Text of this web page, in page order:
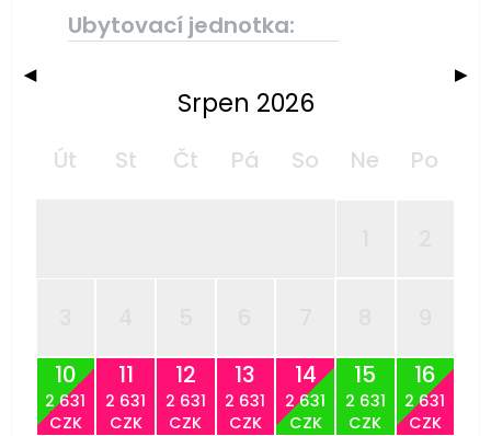
Ubytovací jednotka:
◀ ▶
Srpen 2026
Út St Čt Pá So Ne Po
10
2 631
CZK
11
2 631
CZK
12
2 631
CZK
13
2 631
CZK
14
2 631
CZK
15
2 631
CZK
16
2 631
CZK